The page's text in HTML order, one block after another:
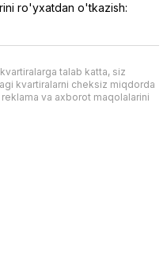
ro'yxatdan o'tkazish:
talab katta, siz
kvartiralarni cheksiz miqdorda
va axborot maqolalarini